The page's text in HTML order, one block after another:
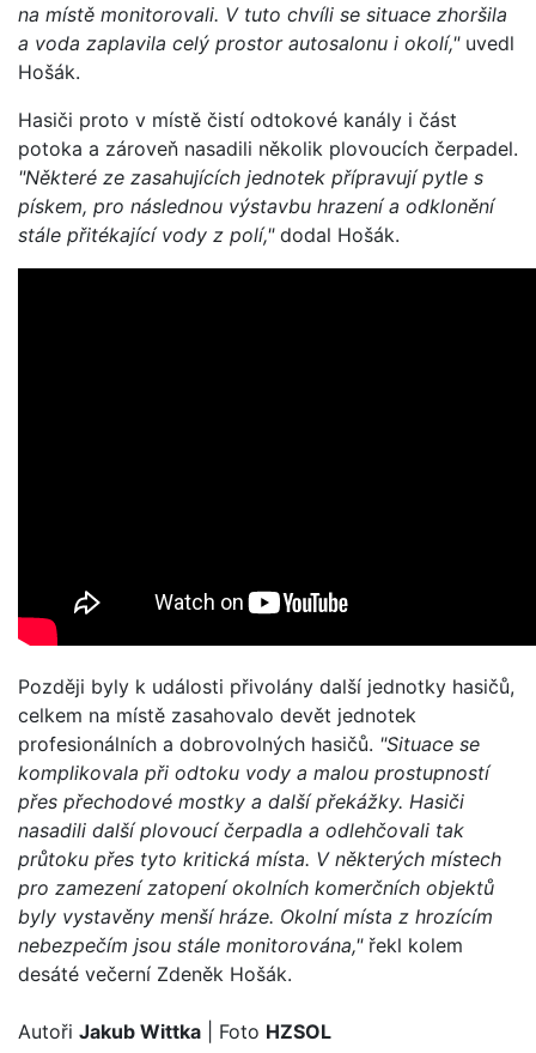
na místě monitorovali. V tuto chvíli se situace zhoršila
a voda zaplavila celý prostor autosalonu i okolí," uvedl
Hošák.
Hasiči proto v místě čistí odtokové kanály i část
potoka a zároveň nasadili několik plovoucích čerpadel.
"Některé ze zasahujících jednotek přípravují pytle s
pískem, pro následnou výstavbu hrazení a odklonění
stále přitékající vody z polí,"dodal Hošák.
Později byly k události přivolány další jednotky hasičů,
celkem na místě zasahovalo devět jednotek
profesionálních a dobrovolných hasičů. "Situace se
komplikovala při odtoku vody a malou prostupností
přes přechodové mostky a další překážky. Hasiči
nasadili další plovoucí čerpadla a odlehčovali tak
průtoku přes tyto kritická místa. V některých místech
pro zamezení zatopení okolních komerčních objektů
byly vystavěny menší hráze. Okolní místa z hrozícím
nebezpečím jsou stále monitorována,"řekl kolem
desáté večerní Zdeněk Hošák.
Autoři Jakub Wittka | Foto HZSOL